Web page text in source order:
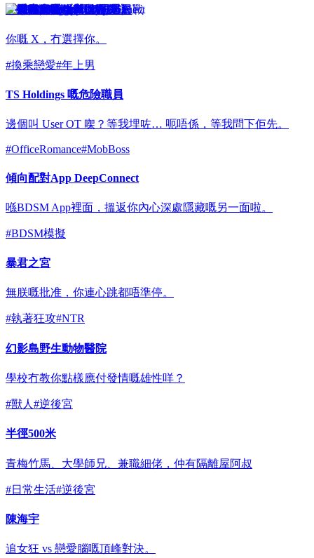
戀愛真人騷《與 X 同居》
你嘅 X，冇選擇你。
#換乘戀愛#年上男
TS Holdings 嘅危險職員
邊個叫 User OT 㗎？等我埋咗… 呃唔係，等我問下佢先。
#OfficeRomance#MobBoss
傾向配對App DeepConnect
喺BDSM App裡面，搵返你內心深處隱藏嘅另一面啦。
#BDSM模擬
暴君之宮
無朕嘅批准，你連心跳都唔準停。
#執著狂攻#NTR
幻影島野生動物醫院
學校冇教你點樣應付發情嘅雄性咩？
#獸人 #逆後宮
半徑500米
青梅竹馬、大學師兄、兼職細佬，仲有隔離屋阿叔
#日常生活#逆後宮
陳海宇
追女狂 vs 戀愛腦嘅頂峰對決。